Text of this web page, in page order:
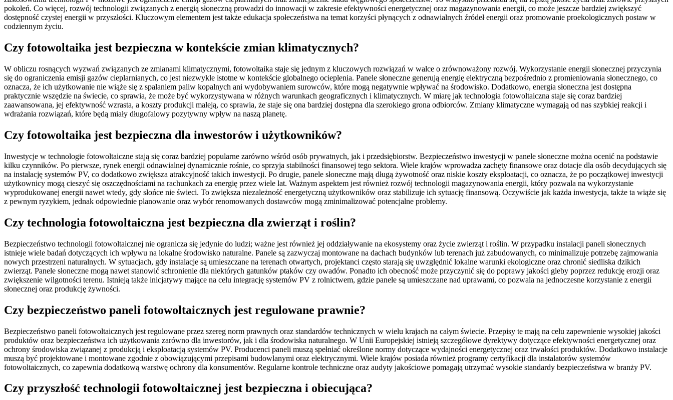
pokoleń. Co więcej, rozwój technologii związanych z energią słoneczną prowadzi do innowacji w zakresie efektywności energetycznej oraz magazynowania energii, co może jeszcze bardziej zwiększyć
dostępność czystej energii w przyszłości. Kluczowym elementem jest także edukacja społeczeństwa na temat korzyści płynących z odnawialnych źródeł energii oraz promowanie proekologicznych postaw w
codziennym życiu.
Czy fotowoltaika jest bezpieczna w kontekście zmian klimatycznych?
W obliczu rosnących wyzwań związanych ze zmianami klimatycznymi, fotowoltaika staje się jednym z kluczowych rozwiązań w walce o zrównoważony rozwój. Wykorzystanie energii słonecznej przyczynia
się do ograniczenia emisji gazów cieplarnianych, co jest niezwykle istotne w kontekście globalnego ocieplenia. Panele słoneczne generują energię elektryczną bezpośrednio z promieniowania słonecznego, co
oznacza, że ich użytkowanie nie wiąże się z spalaniem paliw kopalnych ani wydobywaniem surowców, które mogą negatywnie wpływać na środowisko. Dodatkowo, energia słoneczna jest dostępna
praktycznie wszędzie na świecie, co sprawia, że może być wykorzystywana w różnych warunkach geograficznych i klimatycznych. W miarę jak technologia fotowoltaiczna staje się coraz bardziej
zaawansowana, jej efektywność wzrasta, a koszty produkcji maleją, co sprawia, że staje się ona bardziej dostępna dla szerokiego grona odbiorców. Zmiany klimatyczne wymagają od nas szybkiej reakcji i
wdrażania rozwiązań, które będą miały długofalowy pozytywny wpływ na naszą planetę.
Czy fotowoltaika jest bezpieczna dla inwestorów i użytkowników?
Inwestycje w technologie fotowoltaiczne stają się coraz bardziej popularne zarówno wśród osób prywatnych, jak i przedsiębiorstw. Bezpieczeństwo inwestycji w panele słoneczne można ocenić na podstawie
kilku czynników. Po pierwsze, rynek energii odnawialnej dynamicznie rośnie, co sprzyja stabilności finansowej tego sektora. Wiele krajów wprowadza zachęty finansowe oraz dotacje dla osób decydujących się
na instalację systemów PV, co dodatkowo zwiększa atrakcyjność takich inwestycji. Po drugie, panele słoneczne mają długą żywotność oraz niskie koszty eksploatacji, co oznacza, że po początkowej inwestycji
użytkownicy mogą cieszyć się oszczędnościami na rachunkach za energię przez wiele lat. Ważnym aspektem jest również rozwój technologii magazynowania energii, który pozwala na wykorzystanie
wyprodukowanej energii nawet wtedy, gdy słońce nie świeci. To zwiększa niezależność energetyczną użytkowników oraz stabilizuje ich sytuację finansową. Oczywiście jak każda inwestycja, także ta wiąże się
z pewnym ryzykiem, jednak odpowiednie planowanie oraz wybór renomowanych dostawców mogą zminimalizować potencjalne problemy.
Czy technologia fotowoltaiczna jest bezpieczna dla zwierząt i roślin?
Bezpieczeństwo technologii fotowoltaicznej nie ogranicza się jedynie do ludzi; ważne jest również jej oddziaływanie na ekosystemy oraz życie zwierząt i roślin. W przypadku instalacji paneli słonecznych
istnieje wiele badań dotyczących ich wpływu na lokalne środowisko naturalne. Panele są zazwyczaj montowane na dachach budynków lub terenach już zabudowanych, co minimalizuje potrzebę zajmowania
nowych przestrzeni naturalnych. W sytuacjach, gdy instalacje są umieszczane na terenach otwartych, projektanci często starają się uwzględnić lokalne warunki ekologiczne oraz chronić siedliska dzikich
zwierząt. Panele słoneczne mogą nawet stanowić schronienie dla niektórych gatunków ptaków czy owadów. Ponadto ich obecność może przyczynić się do poprawy jakości gleby poprzez redukcję erozji oraz
zwiększenie wilgotności terenu. Istnieją także inicjatywy mające na celu integrację systemów PV z rolnictwem, gdzie panele są umieszczane nad uprawami, co pozwala na jednoczesne korzystanie z energii
słonecznej oraz produkcję żywności.
Czy bezpieczeństwo paneli fotowoltaicznych jest regulowane prawnie?
Bezpieczeństwo paneli fotowoltaicznych jest regulowane przez szereg norm prawnych oraz standardów technicznych w wielu krajach na całym świecie. Przepisy te mają na celu zapewnienie wysokiej jakości
produktów oraz bezpieczeństwa ich użytkowania zarówno dla inwestorów, jak i dla środowiska naturalnego. W Unii Europejskiej istnieją szczegółowe dyrektywy dotyczące efektywności energetycznej oraz
ochrony środowiska związanej z produkcją i eksploatacją systemów PV. Producenci paneli muszą spełniać określone normy dotyczące wydajności energetycznej oraz trwałości produktów. Dodatkowo instalacje
muszą być projektowane i montowane zgodnie z obowiązującymi przepisami budowlanymi oraz elektrycznymi. Wiele krajów posiada również programy certyfikacji dla instalatorów systemów
fotowoltaicznych, co zapewnia dodatkową warstwę ochrony dla konsumentów. Regularne kontrole techniczne oraz audyty jakościowe pomagają utrzymać wysokie standardy bezpieczeństwa w branży PV.
Czy przyszłość technologii fotowoltaicznej jest bezpieczna i obiecująca?